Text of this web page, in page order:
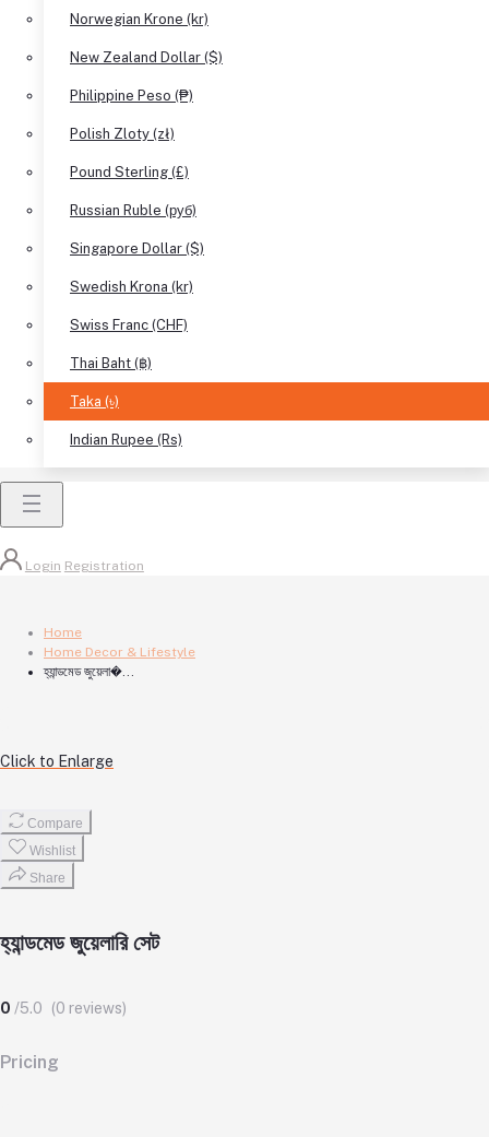
Norwegian Krone (kr)
New Zealand Dollar ($)
Philippine Peso (₱)
Polish Zloty (zł)
Pound Sterling (£)
Russian Ruble (руб)
Singapore Dollar ($)
Swedish Krona (kr)
Swiss Franc (CHF)
Thai Baht (฿)
Taka (৳)
Indian Rupee (Rs)
Login Registration
Home
Home Decor & Lifestyle
হ্যান্ডমেড জুয়েলা�...
Click to Enlarge
Compare
Wishlist
Share
হ্যান্ডমেড জুয়েলারি সেট
0 /5.0 (0 reviews)
Pricing